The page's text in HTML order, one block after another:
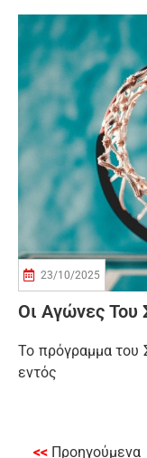
23/10/2025
Οι Αγώνες Του
Το πρόγραμμα του
εντός
<< Προηγούμενα